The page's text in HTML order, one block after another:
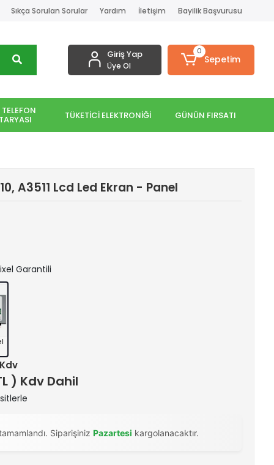
Sıkça Sorulan Sorular Yardım İletişim Bayilik Başvurusu
Giriş Yap
Üye Ol
0
Sepetim
TÜKETİCİ ELEKTRONİĞİ GÜNÜN FIRSATI
A3511 Lcd Led Ekran - Panel
Garantili
) Kdv Dahil
Siparişiniz Pazartesi kargolanacaktır.